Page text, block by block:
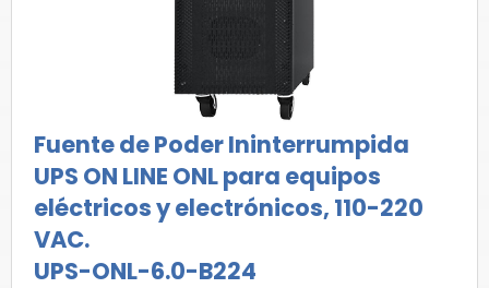
Fuente de Poder Ininterrumpida
UPS ON LINE ONL para equipos
eléctricos y electrónicos, 110-220
VAC.
UPS-ONL-6.0-B224